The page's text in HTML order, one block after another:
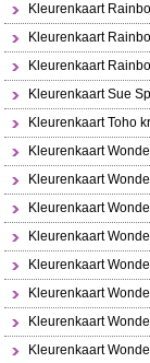
Kleurenkaart
Kleurenkaart
Kleurenkaart
Kleurenkaart Sue
Kleurenkaart Toho
Kleurenkaart
Kleurenkaart
Kleurenkaart
Kleurenkaart
Kleurenkaart
Kleurenkaart
Kleurenkaart
Kleurenkaart